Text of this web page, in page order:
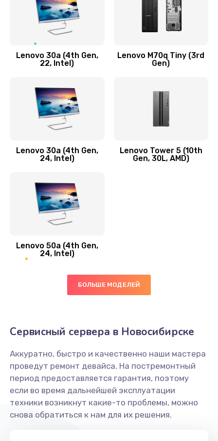
Чистка от пыли или влаги
Ремонт элементов корпуса
Заказать
450 руб.
Ремонт цепей питания платы
400 руб.
Заказать
Замена слухового динамика
350 руб.
Lenovo 30a (4th Gen,
22, Intel)
Lenovo M70q Tiny (3rd
Gen)
Lenovo 30a (4th Gen,
24, Intel)
Lenovo Tower 5 (10th
Gen, 30L, AMD)
Lenovo 50a (4th Gen,
24, Intel)
БОЛЬШЕ МОДЕЛЕЙ
Сервисный сервера в Новосибирске
Аккуратно, быстро и качественно наши мастера
проведут ремонт девайса. На постремонтный
период предоставляется гарантия, поэтому
если во время дальнейшей эксплуатации
техники возникнут какие-то проблемы, можно
снова обратиться к нам для их решения.